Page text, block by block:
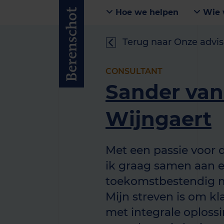
Hoe we helpen Wie
Terug naar Onze
CONSULTANT
Sander
Wijngaert
Met een passie voor
ik graag samen aan
toekomstbestendig
Mijn streven is om
met integrale